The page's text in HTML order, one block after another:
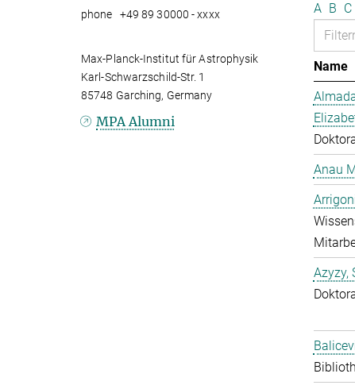
A B C
Name
Anau
Azyzy,
phone +49 89 30000 - xxxx
Max-Planck-Institut für Astrophysik
Karl-Schwarzschild-Str. 1
85748 Garching, Germany
MPA Alumni